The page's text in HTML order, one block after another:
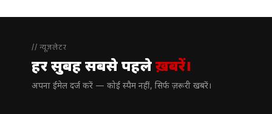
// न्यूज़लेटर
हर सुबह सबसे पहलेख़बरें।
अपना ईमेल दर्ज करें — कोई स्पैम नहीं, सिर्फ ज़रूरी खबरें।